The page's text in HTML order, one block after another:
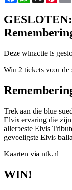
Deze winactie is
Win 2 tickets voor de
Trek aan die blue
Elvis ervaring die
allerbeste Elvis
gevoeligste Elvis
Kaarten via ntk.nl
WIN!